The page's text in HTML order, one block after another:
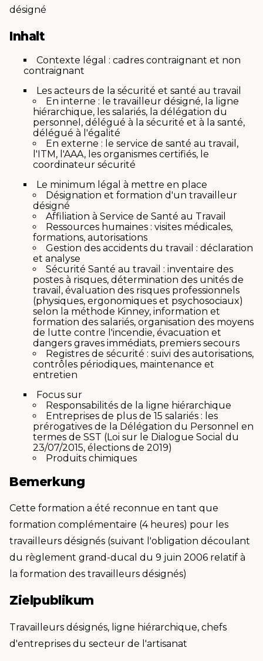
désigné
Inhalt
Contexte légal : cadres contraignant et non
contraignant
Les acteurs de la sécurité et santé au travail
En interne : le travailleur désigné, la ligne
hiérarchique, les salariés, la délégation du
personnel, délégué à la sécurité et à la santé,
délégué à l'égalité
En externe : le service de santé au travail,
l'ITM, l'AAA, les organismes certifiés, le
coordinateur sécurité
Le minimum légal à mettre en place
Désignation et formation d'un travailleur
désigné
Affiliation à Service de Santé au Travail
Ressources humaines : visites médicales,
formations, autorisations
Gestion des accidents du travail : déclaration
et analyse
Sécurité Santé au travail : inventaire des
postes à risques, détermination des unités de
travail, évaluation des risques professionnels
(physiques, ergonomiques et psychosociaux)
selon la méthode Kinney, information et
formation des salariés, organisation des moyens
de lutte contre l'incendie, évacuation et
dangers graves immédiats, premiers secours
Registres de sécurité : suivi des autorisations,
contrôles périodiques, maintenance et
entretien
Focus sur
Responsabilités de la ligne hiérarchique
Entreprises de plus de 15 salariés : les
prérogatives de la Délégation du Personnel en
termes de SST (Loi sur le Dialogue Social du
23/07/2015, élections de 2019)
Produits chimiques
Bemerkung
Cette formation a été reconnue en tant que
formation complémentaire (4 heures) pour les
travailleurs désignés (suivant l'obligation découlant
du règlement grand-ducal du 9 juin 2006 relatif à
la formation des travailleurs désignés)
Zielpublikum
Travailleurs désignés, ligne hiérarchique, chefs
d'entreprises du secteur de l'artisanat